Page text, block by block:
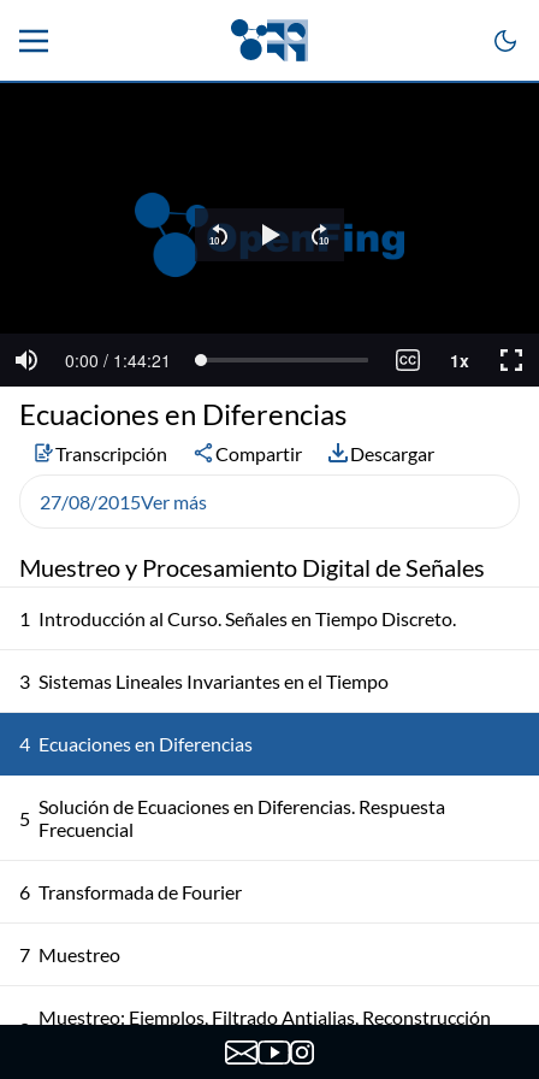
Muestreo y Procesamiento Digital de Señales
1 Introducción al Curso. Señales en Tiempo Discreto.
3 Sistemas Lineales Invariantes en el Tiempo
4 Ecuaciones en Diferencias
5 Solución de Ecuaciones en Diferencias. Respuesta
Frecuencial
6 Transformada de Fourier
7 Muestreo
8 Muestreo: Ejemplos, Filtrado Antialias, Reconstrucción
Ideal y Consideraciones Prácticas
Ecuaciones en Diferencias
Transcripción Compartir Descargar
27/08/2015Ver más